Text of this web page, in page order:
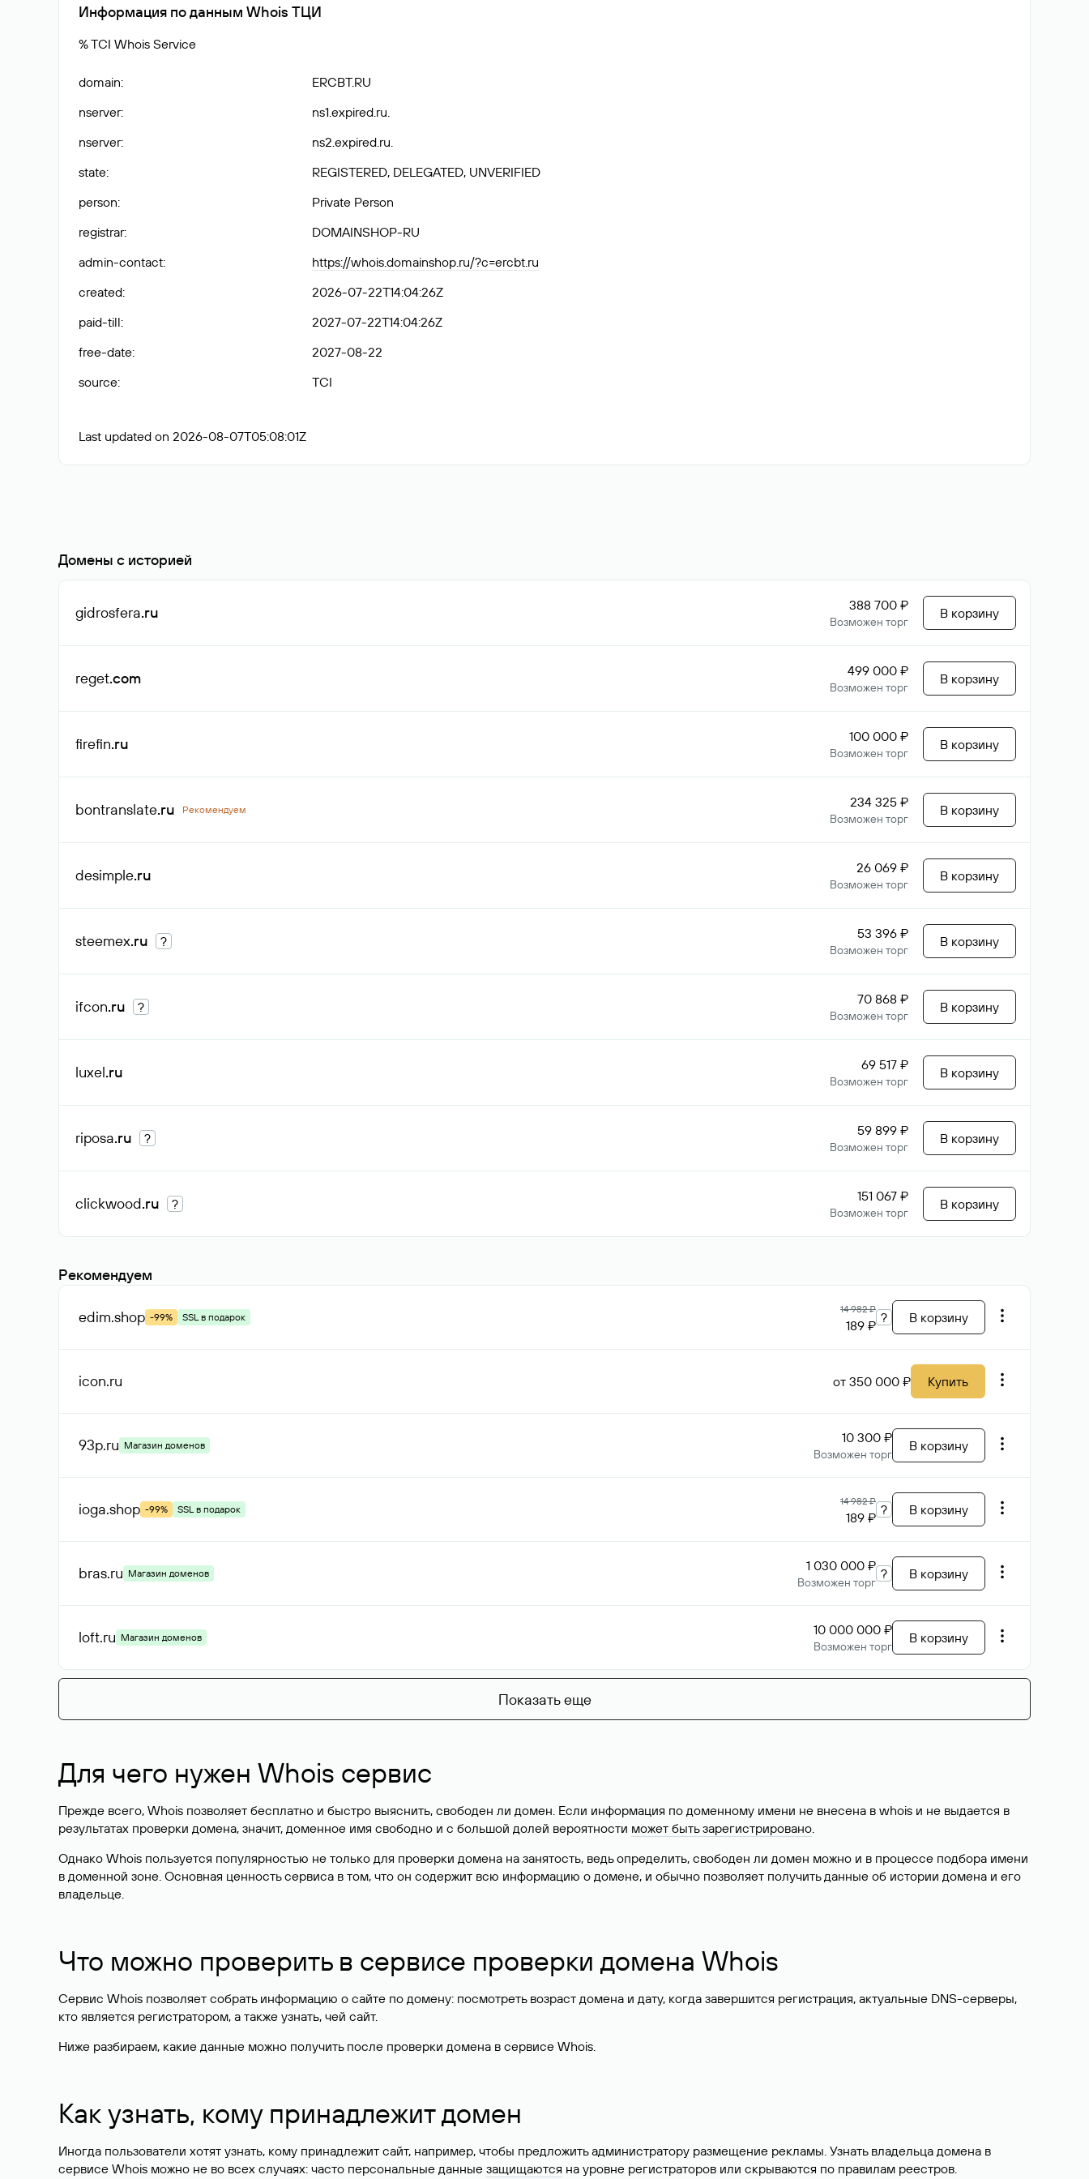
Информация по данным Whois ТЦИ
% TCI Whois Service
domain:
ERCBT.RU
nserver:
ns1.expired.ru.
nserver:
ns2.expired.ru.
state:
REGISTERED, DELEGATED, UNVERIFIED
person:
Private Person
registrar:
DOMAINSHOP-RU
admin-contact:
https://whois.domainshop.ru/?c=ercbt.ru
created:
2026-07-22T14:04:26Z
paid-till:
2027-07-22T14:04:26Z
free-date:
2027-08-22
source: TCI
Last updated on 2026-08-07T05:08:01Z
Домены с историей
gidrosfera.ru 388 700 ₽
Возможен торг
В корзину
reget.com 499 000 ₽
Возможен торг
В корзину
firefin.ru 100 000 ₽
Возможен торг
В корзину
bontranslate.ru Рекомендуем 234 325 ₽
Возможен торг
В корзину
desimple.ru 26 069 ₽
Возможен торг
В корзину
steemex.ru ? 53 396 ₽
Возможен торг
В корзину
ifcon.ru ? 70 868 ₽
Возможен торг
В корзину
luxel.ru 69 517 ₽
Возможен торг
В корзину
riposa.ru ? 59 899 ₽
Возможен торг
В корзину
clickwood.ru ? 151 067 ₽
Возможен торг
В корзину
Рекомендуем
edim.shop -99% SSL в подарок
14 982 ₽
189 ₽ ? В корзину
icon.ru от 350 000 ₽ Купить
93p.ru Магазин доменов 10 300 ₽
Возможен торг
В корзину
ioga.shop -99% SSL в подарок
14 982 ₽
189 ₽ ? В корзину
bras.ru Магазин доменов 1 030 000 ₽
Возможен торг
? В корзину
loft.ru Магазин доменов 10 000 000 ₽
Возможен торг
В корзину
Показать еще
Для чего нужен Whois сервис
Прежде всего, Whois позволяет бесплатно и быстро выяснить, свободен ли домен. Если информация по доменному имени не внесена в whois и не выдается в
результатах проверки домена, значит, доменное имя свободно и с большой долей вероятности может быть зарегистрировано.
Однако Whois пользуется популярностью не только для проверки домена на занятость, ведь определить, свободен ли домен можно и в процессе подбора имени
в доменной зоне. Основная ценность сервиса в том, что он содержит всю информацию о домене, и обычно позволяет получить данные об истории домена и его
владельце.
Что можно проверить в сервисе проверки домена Whois
Сервис Whois позволяет собрать информацию о сайте по домену: посмотреть возраст домена и дату, когда завершится регистрация, актуальные DNS-серверы,
кто является регистратором, а также узнать, чей сайт.
Ниже разбираем, какие данные можно получить после проверки домена в сервисе Whois.
Как узнать, кому принадлежит домен
Иногда пользователи хотят узнать, кому принадлежит сайт, например, чтобы предложить администратору размещение рекламы. Узнать владельца домена в
сервисе Whois можно не во всех случаях: часто персональные данные защищаются на уровне регистраторов или скрываются по правилам реестров.